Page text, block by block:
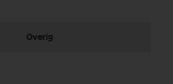
Overig